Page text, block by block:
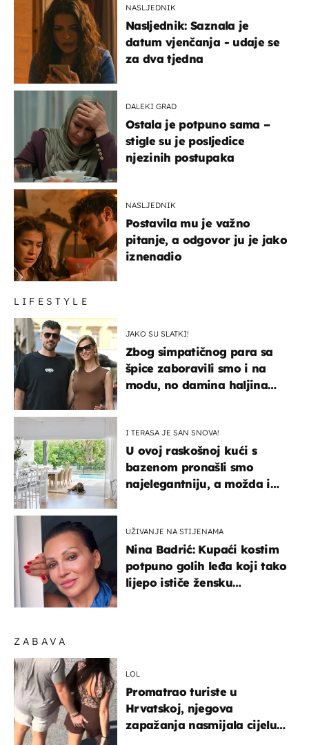
ZABAVA
LOL
Promatrao turiste u
Hrvatskoj, njegova
zapažanja nasmijala cijelu
NASLJEDNIK
Nasljednik: Saznala je
datum vjenčanja - udaje se
za dva tjedna
DALEKI GRAD
Ostala je potpuno sama –
stigle su je posljedice
njezinih postupaka
NASLJEDNIK
Postavila mu je važno
pitanje, a odgovor ju je jako
iznenadio
LIFESTYLE
JAKO SU SLATKI!
Zbog simpatičnog para sa
špice zaboravili smo i na
modu, no damina haljina
I TERASA JE SAN SNOVA!
U ovoj raskošnoj kući s
bazenom pronašli smo
najelegantniju, a možda i
UŽIVANJE NA STIJENAMA
Nina Badrić: Kupaći kostim
potpuno golih leđa koji tako
lijepo ističe žensku